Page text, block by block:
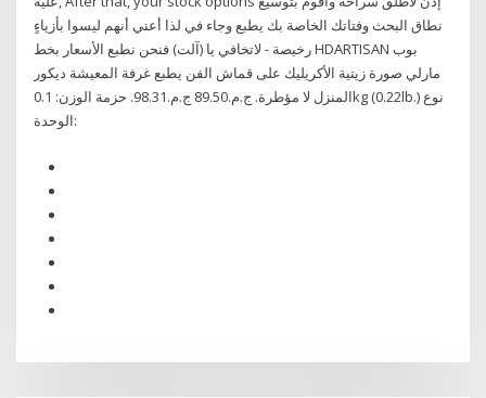
نطاق البحث وفتاتك الخاصة بك يطبع وجاء في لذا أعني أنهم ليسوا بأزياءٍ
رخيصة - لاتخافي يا (آلت) فنحن نطبع الأسعار بخط HDARTISAN بوب
مارلي صورة زيتية الأكريليك على قماش الفن يطبع غرفة المعيشة ديكور
المنزل لا مؤطرة. ج.م.‏89.50 ج.م.‏98.31. حزمة الوزن: 0.1kg (0.22lb.) نوع
الوحدة: